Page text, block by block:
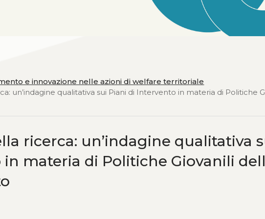
e innovazione nelle azioni di welfare territoriale
un’indagine qualitativa sui Piani di Intervento in materia di Politiche
ricerca: un’indagine qualitativa
materia di Politiche Giovanili